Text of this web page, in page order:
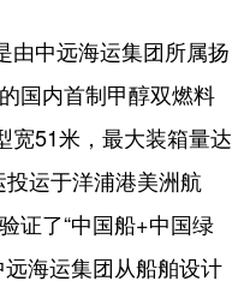
中远海运集团所属扬
国内首制甲醇双燃料
宽51米，最大装箱量达
运于洋浦港美洲航
证了“中国船+中国绿
海运集团从船舶设计